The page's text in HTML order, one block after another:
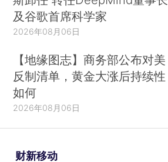
及谷歌首席科学家
2026年08月06日
【地缘图志】商务部公布对美
反制清单，黄金大涨后持续性
如何
2026年08月06日
财新移动